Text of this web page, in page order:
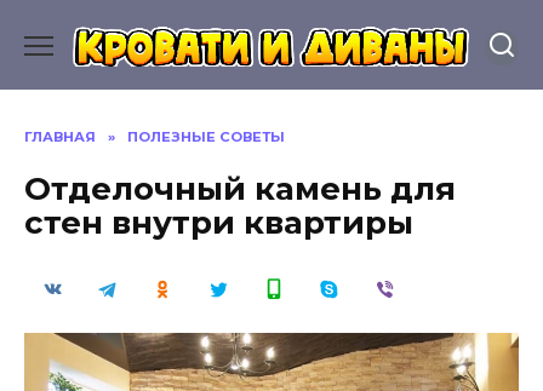
содержанию
ГЛАВНАЯ » ПОЛЕЗНЫЕ СОВЕТЫ
Отделочный камень для
стен внутри квартиры